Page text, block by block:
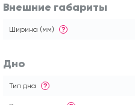
Внешние габариты
Ширина (мм) ?
Дно
Тип дна ?